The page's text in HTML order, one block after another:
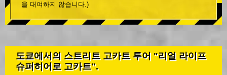
을 대여하지 않습니다.)
도쿄에서의 스트리트 고카트 투어 "리얼 라이프
슈퍼히어로 고카트".